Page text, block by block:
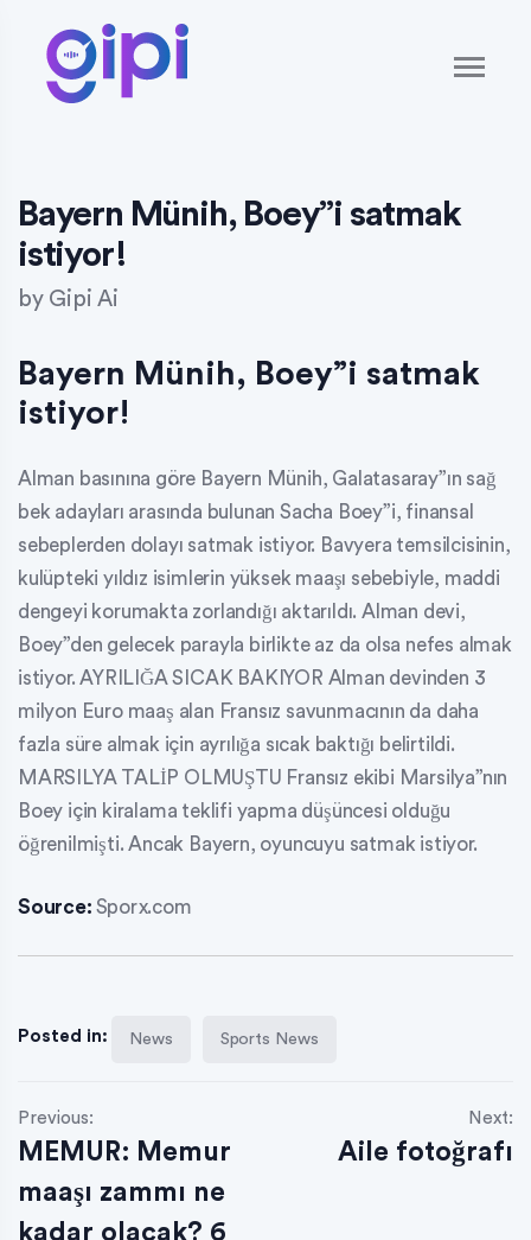
Bayern Münih, Boey”i satmak
istiyor!
by Gipi Ai
Bayern Münih, Boey”i satmak
istiyor!
Alman basınına göre Bayern Münih, Galatasaray”ın sağ
bek adayları arasında bulunan Sacha Boey”i, finansal
sebeplerden dolayı satmak istiyor. Bavyera temsilcisinin,
kulüpteki yıldız isimlerin yüksek maaşı sebebiyle, maddi
dengeyi korumakta zorlandığı aktarıldı. Alman devi,
Boey”den gelecek parayla birlikte az da olsa nefes almak
istiyor. AYRILIĞA SICAK BAKIYOR Alman devinden 3
milyon Euro maaş alan Fransız savunmacının da daha
fazla süre almak için ayrılığa sıcak baktığı belirtildi.
MARSILYA TALİP OLMUŞTU Fransız ekibi Marsilya”nın
Boey için kiralama teklifi yapma düşüncesi olduğu
öğrenilmişti. Ancak Bayern, oyuncuyu satmak istiyor.
Source: Sporx.com
Posted in: News Sports News
Previous:
MEMUR: Memur
maaşı zammı ne
kadar olacak? 6
Next:
Aile fotoğrafı